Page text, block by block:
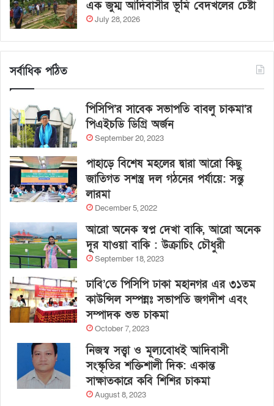
এক জুম্ম আদিবাসীর ভূমি বেদখলের চেষ্টা
July 28, 2026
সর্বাধিক পঠিত
পিসিপি’র সাবেক সভাপতি বাবলু চাকমা’র
পিএইচডি ডিগ্রি অর্জন
September 20, 2023
পাহাড়ে বিশেষ মহলের দ্বারা আরো কিছু
জাতিগত সশস্ত্র দল গঠনের পর্যায়ে: সন্তু
লারমা
December 5, 2022
আরো অনেক স্বপ্ন দেখা বাকি, আরো অনেক
দূর যাওয়া বাকি : উক্রাচিং চৌধুরী
September 18, 2023
ঢাবি’তে পিসিপি ঢাকা মহানগর এর ৩১তম
কাউন্সিল সম্পন্নঃ সভাপতি জগদীশ এবং
সম্পাদক শুভ চাকমা
October 7, 2023
নিজস্ব সত্ত্বা ও মূল্যবোধই আদিবাসী
সংস্কৃতির শক্তিশালী দিক: একান্ত
সাক্ষাতকারে কবি শিশির চাকমা
August 8, 2023